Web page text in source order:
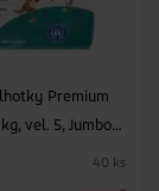
Premium
kg, vel. 5, Jumbo-
40 ks